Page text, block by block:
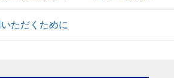
ただくために